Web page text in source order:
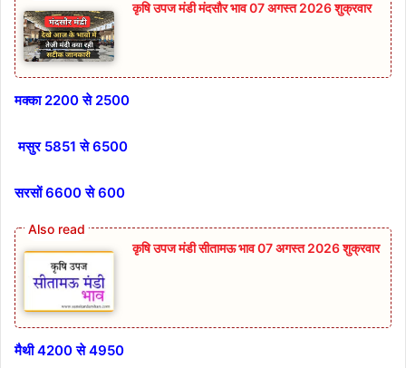
कृषि उपज मंडी मंदसौर भाव 07 अगस्त 2026 शुक्रवार
मक्का 2200 से 2500
मसुर 5851 से 6500
सरसों 6600 से 600
कृषि उपज मंडी सीतामऊ भाव 07 अगस्त 2026 शुक्रवार
मैथी 4200 से 4950